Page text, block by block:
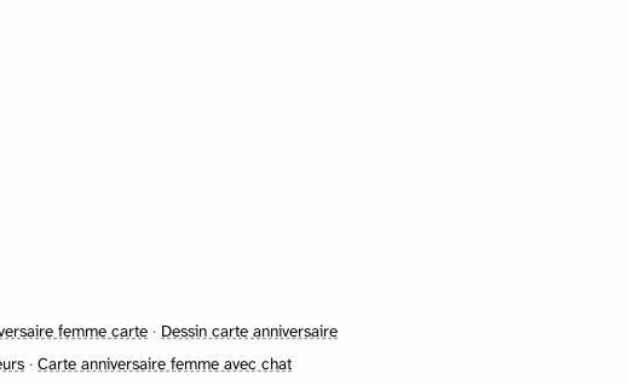
femme carte · Dessin carte anniversaire
· Carte anniversaire femme avec chat